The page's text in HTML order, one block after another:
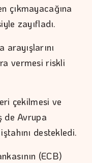
çıkmayacağına
zayıfladı.
vermesi riskli
çekilmesi ve
de Avrupa
destekledi.
(ECB)